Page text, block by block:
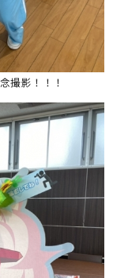
撮影！！！